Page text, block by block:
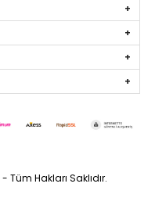
- Tüm Hakları Saklıdır.